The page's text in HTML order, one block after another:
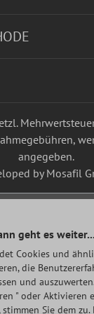
angegeben.
by Mosafil
geht es weiter...
Cookies und
die
und
" oder Aktivieren
Sie dem